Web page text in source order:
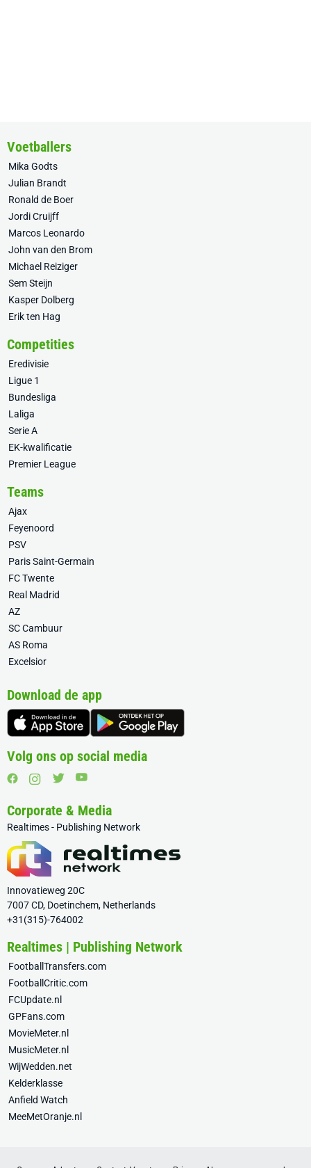
Voetballers
Mika Godts
Julian Brandt
Ronald de Boer
Jordi Cruijff
Marcos Leonardo
John van den Brom
Michael Reiziger
Sem Steijn
Kasper Dolberg
Erik ten Hag
Competities
Eredivisie
Ligue 1
Bundesliga
Laliga
Serie A
EK-kwalificatie
Premier League
Teams
Ajax
Feyenoord
PSV
Paris Saint-Germain
FC Twente
Real Madrid
AZ
SC Cambuur
AS Roma
Excelsior
Download de app
Volg ons op social media
Corporate & Media
Realtimes - Publishing Network
Innovatieweg 20C
7007 CD, Doetinchem, Netherlands
+31(315)-764002
Realtimes | Publishing Network
FootballTransfers.com
FootballCritic.com
FCUpdate.nl
GPFans.com
MovieMeter.nl
MusicMeter.nl
WijWedden.net
Kelderklasse
Anfield Watch
MeeMetOranje.nl